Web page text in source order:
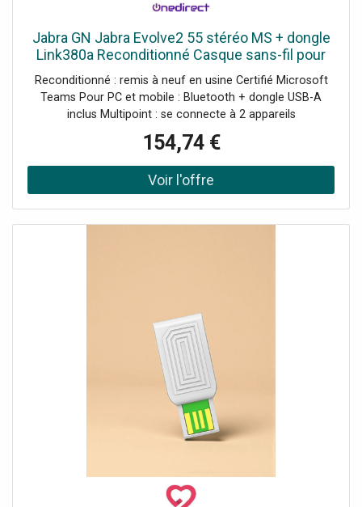
Jabra GN Jabra Evolve2 55 stéréo MS + dongle
Link380a Reconditionné Casque sans-fil pour
PC et mobile avec certification Teams,
Bluetooth et dongle USB-A
Reconditionné : remis à neuf en usine Certifié Microsoft
Teams Pour PC et mobile : Bluetooth + dongle USB-A
inclus Multipoint : se connecte à 2 appareils
simultanément Réduction active du bruit (ANC) 4
microphones à réduction de bruit Busylight à 360°
intégrée Jusqu'à 18h d'autonomie
154,74 €